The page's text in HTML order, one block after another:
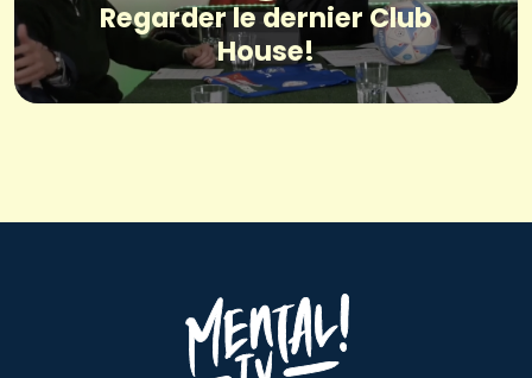
Regarder le dernier Club
House!